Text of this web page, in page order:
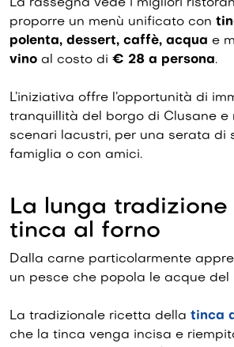
La rassegna vede i migliori
proporre un menù unificato con
polenta, dessert, caffè, acqua e
vino al costo di € 28 a persona.
L’iniziativa offre l’opportunità di
tranquillità del borgo di Clusane e
scenari lacustri, per una serata di
famiglia o con amici.
La lunga tradizione
tinca al forno
Dalla carne particolarmente
un pesce che popola le acque del
La tradizionale ricetta della tinca
che la tinca venga incisa e